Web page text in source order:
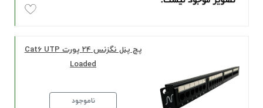
پچ پنل نگزنس 24 پورت Cat6 UTP
Loaded
ناموجود